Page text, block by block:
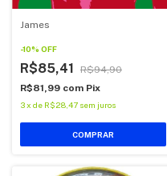
James
-10% OFF
R$85,41
R$94,90
R$81,99 com Pix
3x de R$28,47 sem juros